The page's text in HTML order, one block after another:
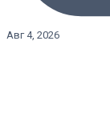
Авг 4, 2026